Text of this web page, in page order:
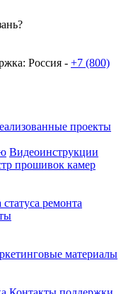
Россия - +7 (800)
проекты
Видеоинструкции
прошивок камер
ремонта
материалы